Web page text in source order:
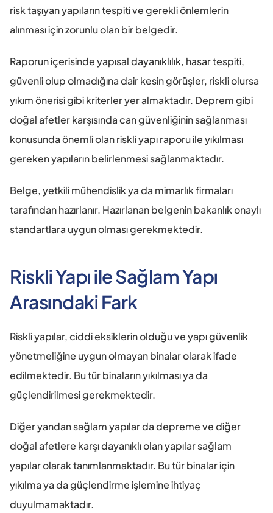
risk taşıyan yapıların tespiti ve gerekli önlemlerin
alınması için zorunlu olan bir belgedir.
Raporun içerisinde yapısal dayanıklılık, hasar tespiti,
güvenli olup olmadığına dair kesin görüşler, riskli olursa
yıkım önerisi gibi kriterler yer almaktadır. Deprem gibi
doğal afetler karşısında can güvenliğinin sağlanması
konusunda önemli olan riskli yapı raporu ile yıkılması
gereken yapıların belirlenmesi sağlanmaktadır.
Belge, yetkili mühendislik ya da mimarlık firmaları
tarafından hazırlanır. Hazırlanan belgenin bakanlık onaylı
standartlara uygun olması gerekmektedir.
Riskli Yapı ile Sağlam Yapı
Arasındaki Fark
Riskli yapılar, ciddi eksiklerin olduğu ve yapı güvenlik
yönetmeliğine uygun olmayan binalar olarak ifade
edilmektedir. Bu tür binaların yıkılması ya da
güçlendirilmesi gerekmektedir.
Diğer yandan sağlam yapılar da depreme ve diğer
doğal afetlere karşı dayanıklı olan yapılar sağlam
yapılar olarak tanımlanmaktadır. Bu tür binalar için
yıkılma ya da güçlendirme işlemine ihtiyaç
duyulmamaktadır.